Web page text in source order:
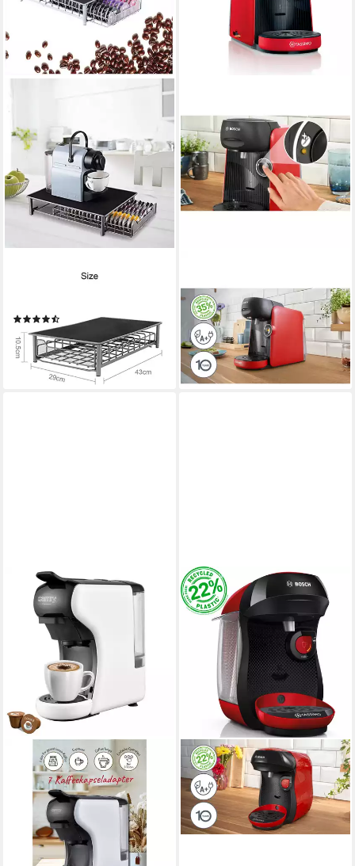
18,99 € UVP
-60%
lieferbar - in 6-7 Werktagen bei dir
Intellibrew Barcode-
Technologie
39,99 €
lieferbar - in 5-6 Werktagen bei dir